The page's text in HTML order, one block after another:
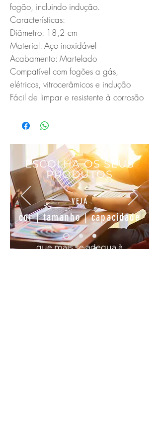
fogão, incluindo indução.
Características:
Diâmetro: 18,2 cm
Material: Aço inoxidável
Acabamento: Martelado
Compatível com fogões a gás,
elétricos, vitrocerâmicos e indução
Fácil de limpar e resistente à corrosão
ESCOLHA OS SEUS
PRODUTOS
VEJA
cor | tamanho | capacidade
que mais seadequaà